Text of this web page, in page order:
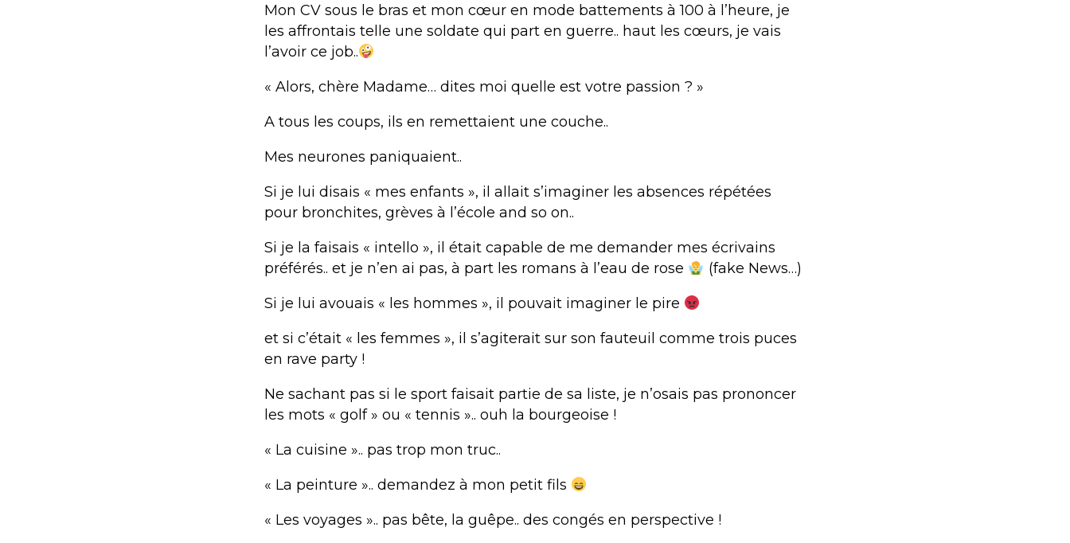
Mon CV sous le bras et mon cœur en mode battements à 100 à l’heure, je
les affrontais telle une soldate qui part en guerre.. haut les cœurs, je vais
l’avoir ce job..
« Alors, chère Madame… dites moi quelle est votre passion ? »
A tous les coups, ils en remettaient une couche..
Mes neurones paniquaient..
Si je lui disais « mes enfants », il allait s’imaginer les absences répétées
pour bronchites, grèves à l’école and so on..
Si je la faisais « intello », il était capable de me demander mes écrivains
préférés.. et je n’en ai pas, à part les romans à l’eau de rose
(fake News…)
Si je lui avouais « les hommes », il pouvait imaginer le pire
et si c’était « les femmes », il s’agiterait sur son fauteuil comme trois puces
en rave party !
Ne sachant pas si le sport faisait partie de sa liste, je n’osais pas prononcer
les mots « golf » ou « tennis ».. ouh la bourgeoise !
« La cuisine ».. pas trop mon truc..
« La peinture ».. demandez à mon petit fils
« Les voyages ».. pas bête, la guêpe.. des congés en perspective !